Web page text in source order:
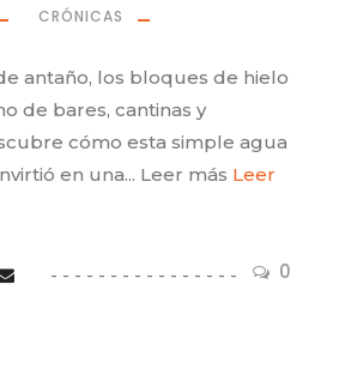
0
CRÓNICAS
antaño, los bloques de hielo
de bares, cantinas y
cómo esta simple agua
en una... Leer más Leer